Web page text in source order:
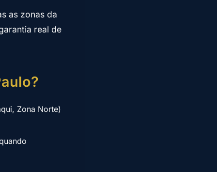
as zonas da
real de
Zona Norte)